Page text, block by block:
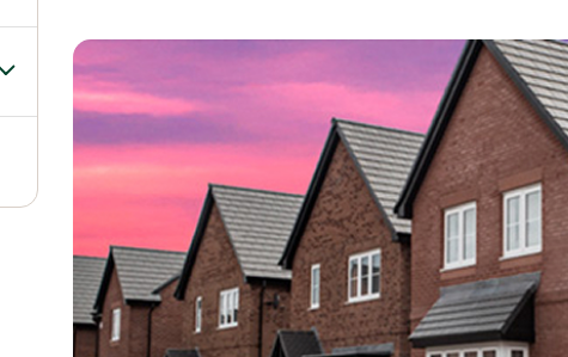
Alternar el submenú para Redes sociales